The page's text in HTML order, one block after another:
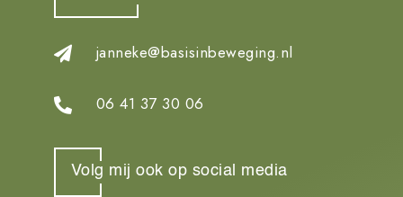
 janneke@basisinbeweging.nl
 06 41 37 30 06
Volg mij ook op social media